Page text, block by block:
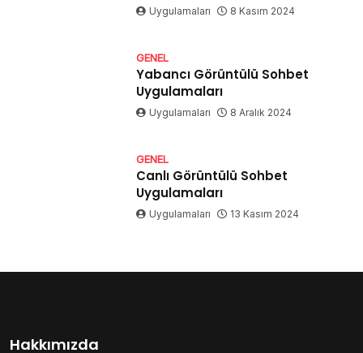
Uygulamaları 8 Kasım 2024
GENEL
Yabancı Görüntülü Sohbet
Uygulamaları
Uygulamaları 8 Aralık 2024
GENEL
Canlı Görüntülü Sohbet
Uygulamaları
Uygulamaları 13 Kasım 2024
Hakkımızda